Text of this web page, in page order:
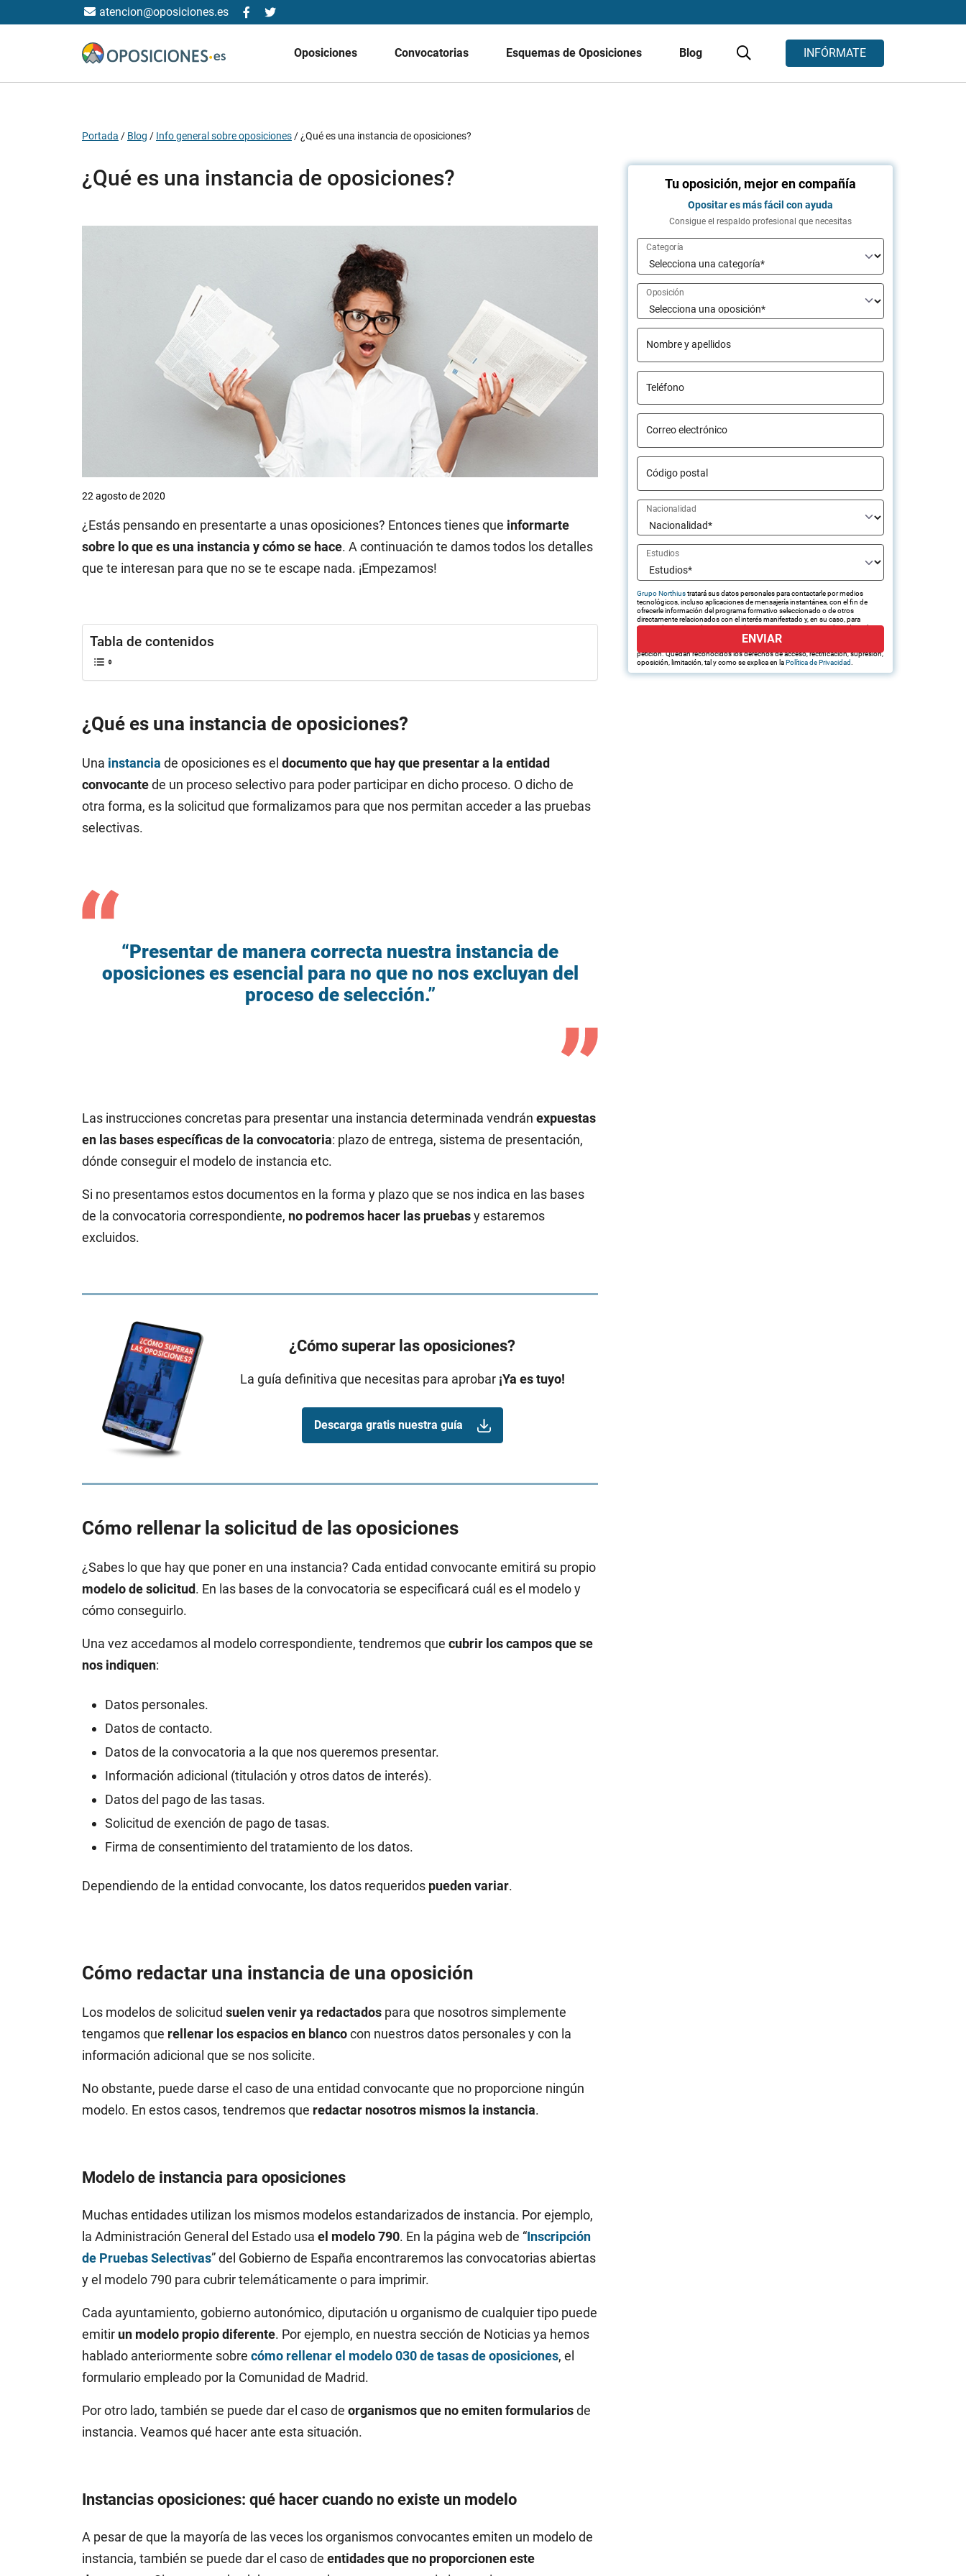
atencion@oposiciones.es
Oposiciones Convocatorias Esquemas de Oposiciones Blog INFÓRMATE
Portada / Blog / Info general sobre oposiciones / ¿Qué es una instancia de oposiciones?
¿Qué es una instancia de oposiciones?
22 agosto de 2020
¿Estás pensando en presentarte a unas oposiciones? Entonces tienes que informarte
sobre lo que es una instancia y cómo se hace. A continuación te damos todos los detalles
que te interesan para que no se te escape nada. ¡Empezamos!
Tabla de contenidos
¿Qué es una instancia de oposiciones?
Una instancia de oposiciones es el documento que hay que presentar a la entidad
convocantede un proceso selectivo para poder participar en dicho proceso. O dicho de
otra forma, es la solicitud que formalizamos para que nos permitan acceder a las pruebas
selectivas.
“Presentar de manera correcta nuestra instancia de
oposiciones es esencial para no que no nos excluyan del
proceso de selección.”
Las instrucciones concretas para presentar una instancia determinada vendrán expuestas
en las bases específicas de la convocatoria: plazo de entrega, sistema de presentación,
dónde conseguir el modelo de instancia etc.
Si no presentamos estos documentos en la forma y plazo que se nos indica en las bases
de la convocatoria correspondiente, no podremos hacer las pruebasy estaremos
excluidos.
¿Cómo superar las oposiciones?
La guía definitiva que necesitas para aprobar ¡Ya es tuyo!
Descarga gratis nuestra guía
Cómo rellenar la solicitud de las oposiciones
¿Sabes lo que hay que poner en una instancia? Cada entidad convocante emitirá su propio
modelo de solicitud. En las bases de la convocatoria se especificará cuál es el modelo y
cómo conseguirlo.
Una vez accedamos al modelo correspondiente, tendremos que cubrir los campos que se
nos indiquen:
Datos personales.
Datos de contacto.
Datos de la convocatoria a la que nos queremos presentar.
Información adicional (titulación y otros datos de interés).
Datos del pago de las tasas.
Solicitud de exención de pago de tasas.
Firma de consentimiento del tratamiento de los datos.
Dependiendo de la entidad convocante, los datos requeridos pueden variar.
Cómo redactar una instancia de una oposición
Los modelos de solicitud suelen venir ya redactados para que nosotros simplemente
tengamos que rellenar los espacios en blancocon nuestros datos personales y con la
información adicional que se nos solicite.
No obstante, puede darse el caso de una entidad convocante que no proporcione ningún
modelo. En estos casos, tendremos que redactar nosotros mismos la instancia.
Modelo de instancia para oposiciones
Muchas entidades utilizan los mismos modelos estandarizados de instancia. Por ejemplo,
la Administración General del Estado usa el modelo 790. En la página web de “Inscripción
de Pruebas Selectivas” del Gobierno de España encontraremos las convocatorias abiertas
y el modelo 790 para cubrir telemáticamente o para imprimir.
Cada ayuntamiento, gobierno autonómico, diputación u organismo de cualquier tipo puede
emitir un modelo propio diferente. Por ejemplo, en nuestra sección de Noticias ya hemos
hablado anteriormente sobre cómo rellenar el modelo 030 de tasas de oposiciones, el
formulario empleado por la Comunidad de Madrid.
Por otro lado, también se puede dar el caso de organismos que no emiten formulariosde
instancia. Veamos qué hacer ante esta situación.
Instancias oposiciones: qué hacer cuando no existe un modelo
A pesar de que la mayoría de las veces los organismos convocantes emiten un modelo de
instancia, también se puede dar el caso de entidades que no proporcionen este
Tu oposición, mejor en compañía
Opositar es más fácil con ayuda
Consigue el respaldo profesional que necesitas
Categoría
Oposición
Nombre y apellidos
Teléfono
Correo electrónico
Código postal
Nacionalidad
Estudios
Grupo Northiustratará sus datos personales para contactarle por medios
tecnológicos, incluso aplicaciones de mensajería instantánea, con el fin de
ofrecerle información del programa formativo seleccionado o de otros
directamente relacionados con el interés manifestado y, en su caso, para
tramitar la contratación correspondiente. Compartiremos su solicitud con las
Grupo Northius , con el objeto de que estas
puedan hacerle llegar la mejor oferta de productos y servicios de acuerdo a su
petición. Quedan reconocidos los derechos de acceso, rectificación, supresión,
oposición, limitación, tal y como se explica en laPolítica de Privacidad
ENVIAR